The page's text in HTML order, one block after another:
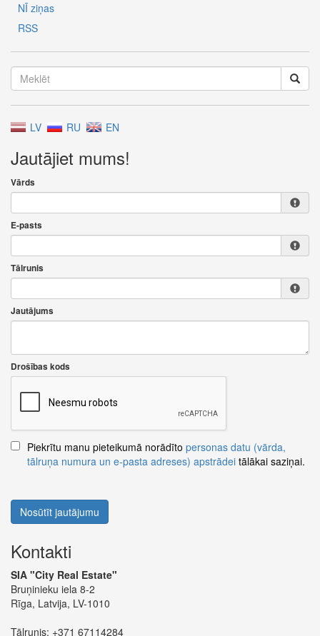
NĪ ziņas
RSS
LV RU EN
Jautājiet mums!
Vārds
E-pasts
Tālrunis
Jautājums
Drošības kods
Piekrītu manu pieteikumā norādīto personas datu (vārda,
tālruņa numura un e-pasta adreses) apstrādei tālākai saziņai.
Nosūtīt jautājumu
Kontakti
SIA "City Real Estate"
Bruņinieku iela 8-2
Rīga, Latvija, LV-1010
Tālrunis: +371 67114284